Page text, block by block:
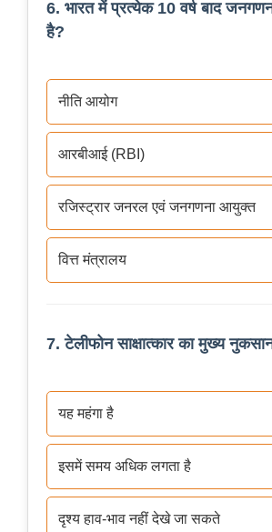
6. भारत में प्रत्येक 10 वर्ष बाद
है?
नीति आयोग
आरबीआई (RBI)
रजिस्ट्रार जनरल एवं जनगणना आयुक्त
वित्त मंत्रालय
7. टेलीफोन साक्षात्कार का मुख्य
यह महंगा है
इसमें समय अधिक लगता है
दृश्य हाव-भाव नहीं देखे जा सकते